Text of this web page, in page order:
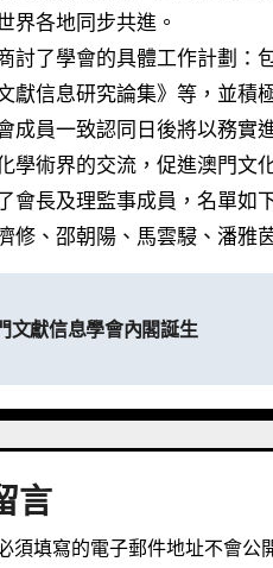
界各地同步共進。
討了學會的具體工作計劃：
獻信息研究論集》等，並積
成員一致認同日後將以務實
學術界的交流，促進澳門文
會長及理監事成員，名單如
修、邵朝陽、馬雲駸、潘雅
文獻信息學會內閣誕生
言
須填寫的電子郵件地址不會公